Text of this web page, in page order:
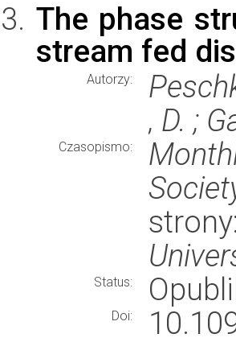
The phase
stream fed
Autorzy:
, D. ;
Czasopismo:
Status:
Doi: